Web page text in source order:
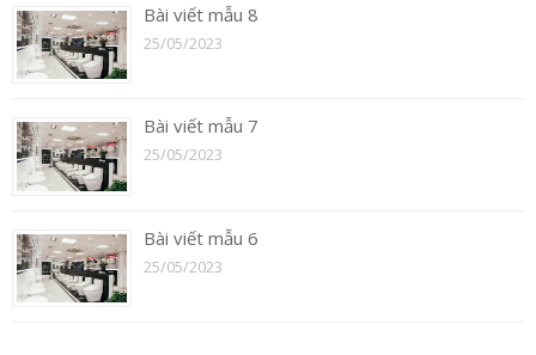
Bài viết mẫu 8
25/05/2023
Bài viết mẫu 7
25/05/2023
Bài viết mẫu 6
25/05/2023